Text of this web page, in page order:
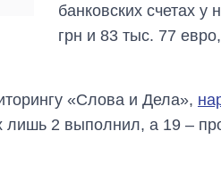
банковских счетах у
грн и 83 тыс. 77
«Слова и Дела»,
лишь 2 выполнил, а 19 –